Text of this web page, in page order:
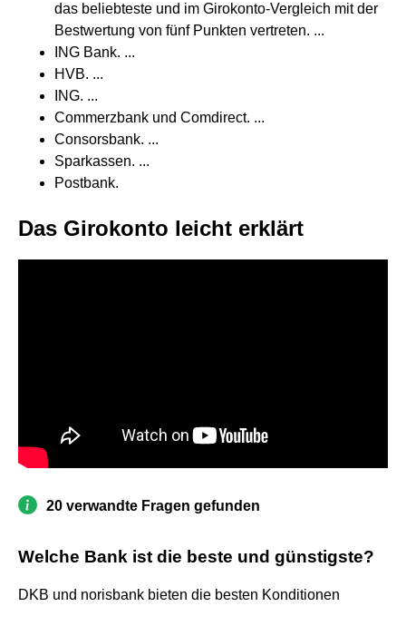
das beliebteste und im Girokonto-Vergleich mit der
Bestwertung von fünf Punkten vertreten. ...
ING Bank. ...
HVB. ...
ING. ...
Commerzbank und Comdirect. ...
Consorsbank. ...
Sparkassen. ...
Postbank.
Das Girokonto leicht erklärt
20 verwandte Fragen gefunden
Welche Bank ist die beste und günstigste?
DKB und norisbank bieten die besten Konditionen